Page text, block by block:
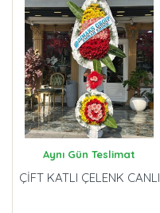
Aynı Gün Teslimat
ÇİFT KATLI ÇELENK CANLI